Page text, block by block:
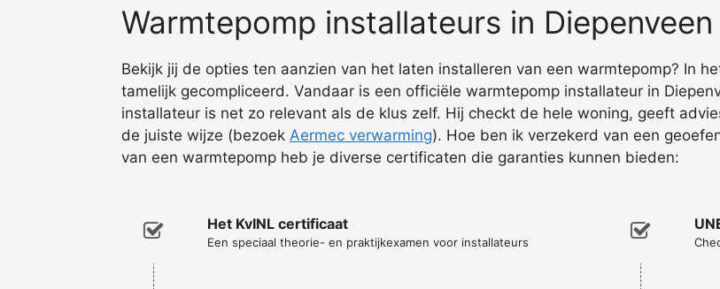
Warmtepomp installateurs in Diepenveen
Bekijk jij de opties ten aanzien van het laten installeren van een warmtepomp? In
tamelijk gecompliceerd. Vandaar is een officiële warmtepomp installateur in
installateur is net zo relevant als de klus zelf. Hij checkt de hele woning, geeft
de juiste wijze (bezoek Aermec verwarming). Hoe ben ik verzekerd van een
van een warmtepomp heb je diverse certificaten die garanties kunnen bieden:
Het KvINL certificaat
Een speciaal theorie- en praktijkexamen voor installateurs